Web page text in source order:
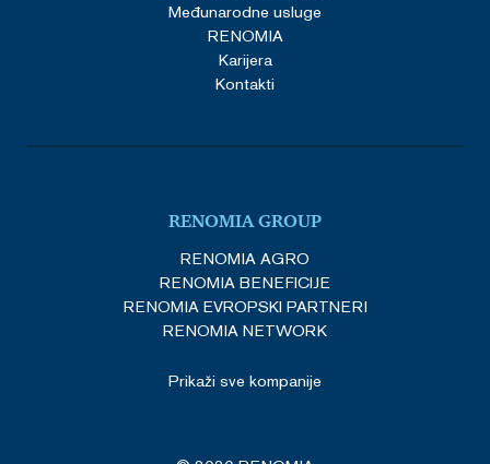
Međunarodne usluge
RENOMIA
Karijera
Kontakti
RENOMIA GROUP
RENOMIA AGRO
RENOMIA BENEFICIJE
RENOMIA EVROPSKI PARTNERI
RENOMIA NETWORK
Prikaži sve kompanije